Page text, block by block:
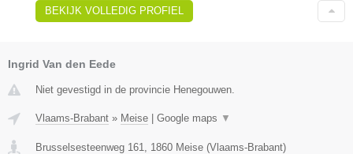
BEKIJK VOLLEDIG PROFIEL
Ingrid Van den Eede
Niet gevestigd in de provincie Henegouwen.
Vlaams-Brabant » Meise | Google maps ▼
Brusselsesteenweg 161 1860 Meise (Vlaams-Brabant)